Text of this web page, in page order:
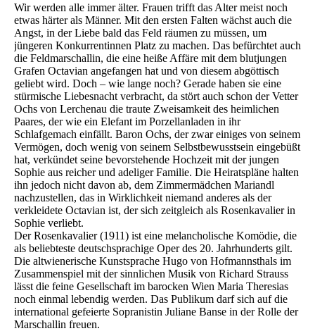
Wir werden alle immer älter. Frauen trifft das Alter meist noch
etwas härter als Männer. Mit den ersten Falten wächst auch die
Angst, in der Liebe bald das Feld räumen zu müssen, um
jüngeren Konkurrentinnen Platz zu machen. Das befürchtet auch
die Feldmarschallin, die eine heiße Affäre mit dem blutjungen
Grafen Octavian angefangen hat und von diesem abgöttisch
geliebt wird. Doch – wie lange noch? Gerade haben sie eine
stürmische Liebesnacht verbracht, da stört auch schon der Vetter
Ochs von Lerchenau die traute Zweisamkeit des heimlichen
Paares, der wie ein Elefant im Porzellanladen in ihr
Schlafgemach einfällt. Baron Ochs, der zwar einiges von seinem
Vermögen, doch wenig von seinem Selbstbewusstsein eingebüßt
hat, verkündet seine bevorstehende Hochzeit mit der jungen
Sophie aus reicher und adeliger Familie. Die Heiratspläne halten
ihn jedoch nicht davon ab, dem Zimmermädchen Mariandl
nachzustellen, das in Wirklichkeit niemand anderes als der
verkleidete Octavian ist, der sich zeitgleich als Rosenkavalier in
Sophie verliebt.
Der Rosenkavalier (1911) ist eine melancholische Komödie, die
als beliebteste deutschsprachige Oper des 20. Jahrhunderts gilt.
Die altwienerische Kunstsprache Hugo von Hofmannsthals im
Zusammenspiel mit der sinnlichen Musik von Richard Strauss
lässt die feine Gesellschaft im barocken Wien Maria Theresias
noch einmal lebendig werden. Das Publikum darf sich auf die
international gefeierte Sopranistin Juliane Banse in der Rolle der
Marschallin freuen.